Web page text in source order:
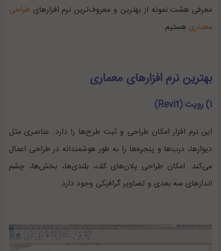
معرفی هشت نمونه از بهترین و معروف‌ترین نرم افزارهایطراحی
معماریهستیم.
بهترین نرم افزارهای معماری
1) رویت (Revit)
این نرم افزار امکان طراحی و ثبت طرح‌ها را دارد. عناصری مثل
دیوارها، درب‌ها و پنجره‌ها را به طور هوشمندانه در طراحی اعمال
می‌کند. امکان طراحی پلان‌های کف، بلندی‌ها، بخش‌ها، چشم
اندازهای سه بعدی و تصاویر گرافیکی وجود دارد.